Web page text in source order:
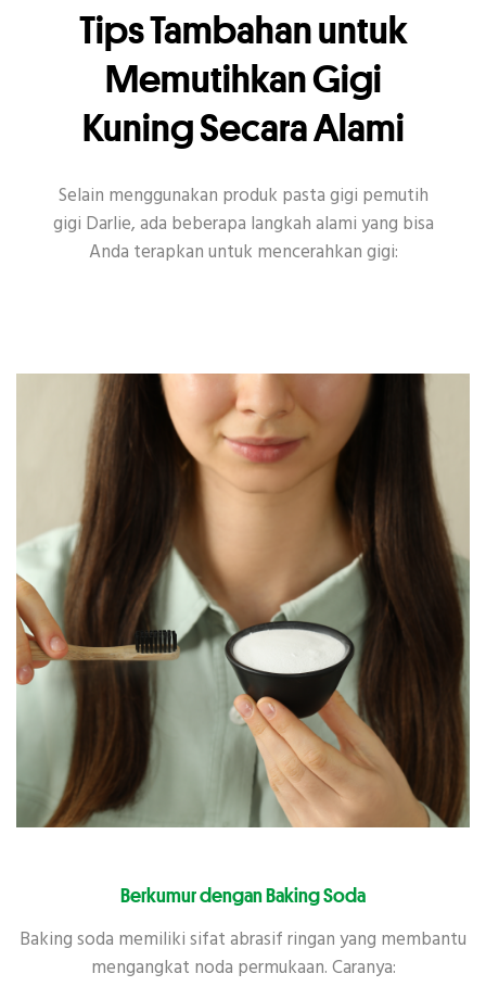
Tips Tambahan untuk
Memutihkan Gigi
Kuning Secara Alami
Selain menggunakan produk pasta gigi pemutih
gigi Darlie, ada beberapa langkah alami yang bisa
Anda terapkan untuk mencerahkan gigi:
Berkumur dengan Baking Soda
Baking soda memiliki sifat abrasif ringan yang membantu
mengangkat noda permukaan. Caranya: